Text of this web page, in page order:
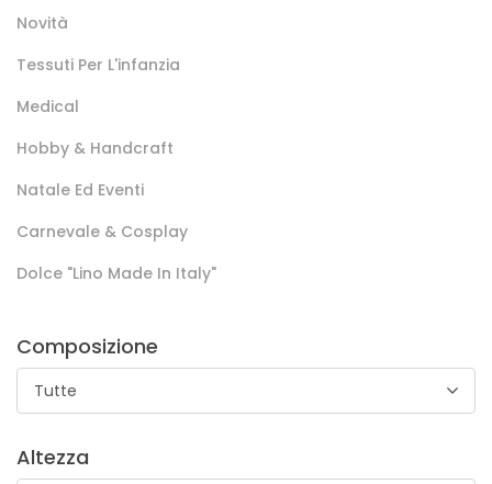
Tessuto in policotone utilizzato nel mondo dell’home decor,
per confezionare cuscini, copridivani, tovaglie con relativi
tovaglioli.
La cartella colori è molto ampia per adattarsi ad ogni tipo
di arredamento.
Novità
Tessuti Per L'infanzia
Medical
Hobby & Handcraft
Natale Ed Eventi
Carnevale & Cosplay
Dolce "lino Made In Italy"
Composizione
Tutte
Altezza